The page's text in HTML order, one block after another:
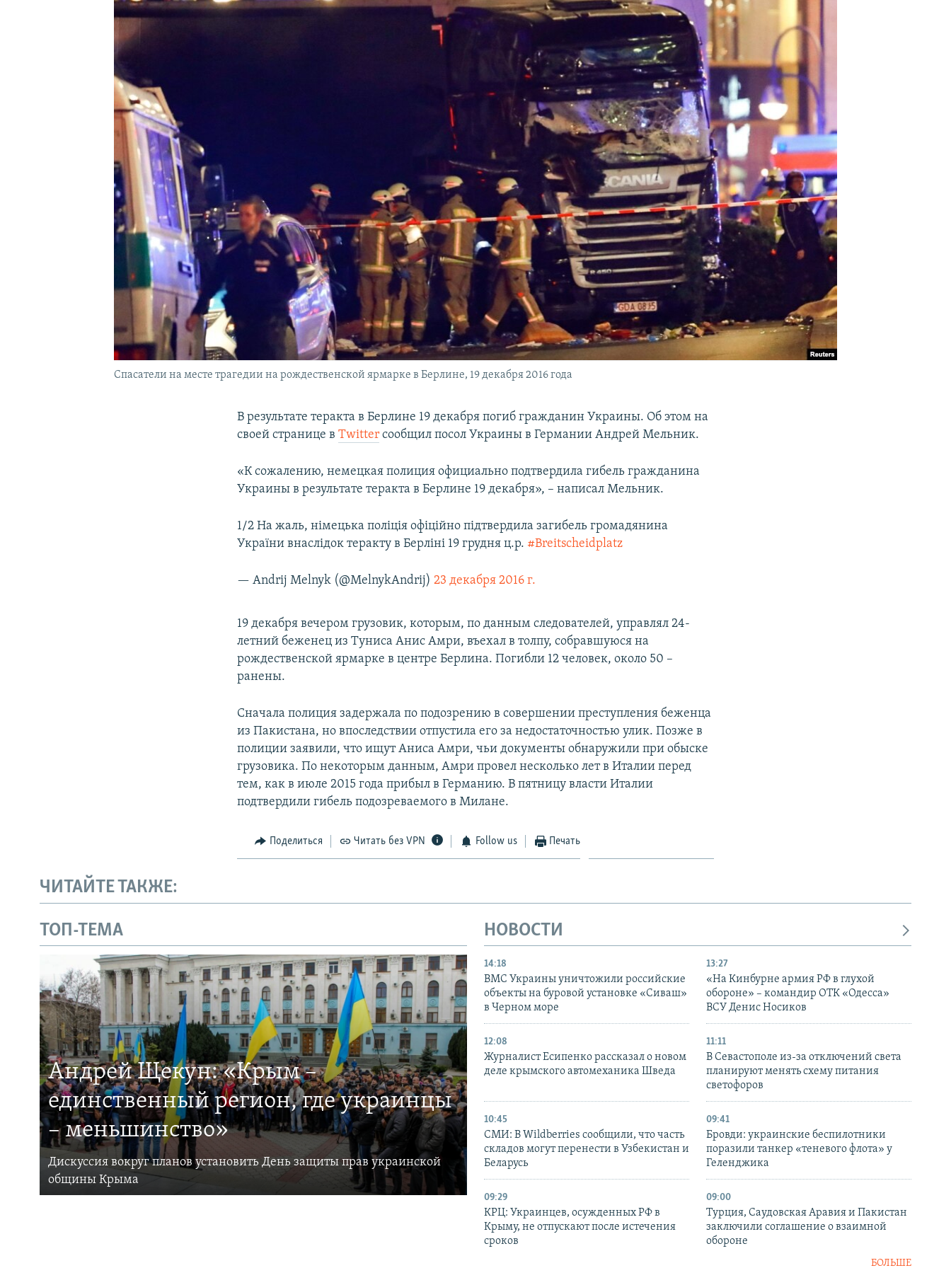
УКРАИНСКАЯ ПРОБЛЕМА КРЫМА
Спасатели на месте трагедии на рождественской ярмарке в Берлине, 19 декабря 2016 года
В результате теракта в Берлине 19 декабря погиб гражданин Украины. Об этом на
своей странице вTwitter сообщил посол Украины в Германии Андрей Мельник.
«К сожалению, немецкая полиция официально подтвердила гибель гражданина
Украины в результате теракта в Берлине 19 декабря», – написал Мельник.
1/2 На жаль, німецька поліція офіційно підтвердила загибель громадянина
України внаслідок теракту в Берліні 19 грудня ц.р. #Breitscheidplatz
— Andrij Melnyk (@MelnykAndrij)23 декабря 2016 г.
19 декабря вечером грузовик, которым, по данным следователей, управлял 24-
летний беженец из Туниса Анис Амри, въехал в толпу, собравшуюся на
рождественской ярмарке в центре Берлина. Погибли 12 человек, около 50 –
ранены.
Сначала полиция задержала по подозрению в совершении преступления беженца
из Пакистана, но впоследствии отпустила его за недостаточностью улик. Позже в
полиции заявили, что ищут Аниса Амри, чьи документы обнаружили при обыске
грузовика. По некоторым данным, Амри провел несколько лет в Италии перед
тем, как в июле 2015 года прибыл в Германию. В пятницу власти Италии
подтвердили гибель подозреваемого в Милане.
Поделиться Читать без VPN Follow us Печать
ЧИТАЙТЕ ТАКЖЕ:
ТОП-ТЕМА
Андрей Щекун: «Крым –
единственный регион, где украинцы
– меньшинство»
Дискуссия вокруг планов установить День защиты прав украинской
общины Крыма
НОВОСТИ
14:18
ВМС Украины уничтожили российские
объекты на буровой установке «Сиваш»
в Черном море
13:27
«На Кинбурне армия РФ в глухой
обороне» – командир ОТК «Одесса»
ВСУ Денис Носиков
12:08
Журналист Есипенко рассказал о новом
деле крымского автомеханика Шведа
11:11
В Севастополе из-за отключений света
планируют менять схему питания
светофоров
10:45
СМИ: В Wildberries сообщили, что часть
складов могут перенести в Узбекистан и
Беларусь
09:41
Бровди: украинские беспилотники
поразили танкер «теневого флота» у
Геленджика
09:29
КРЦ: Украинцев, осужденных РФ в
Крыму, не отпускают после истечения
сроков
09:00
Турция, Саудовская Аравия и Пакистан
заключили соглашение о взаимной
обороне
БОЛЬШЕ